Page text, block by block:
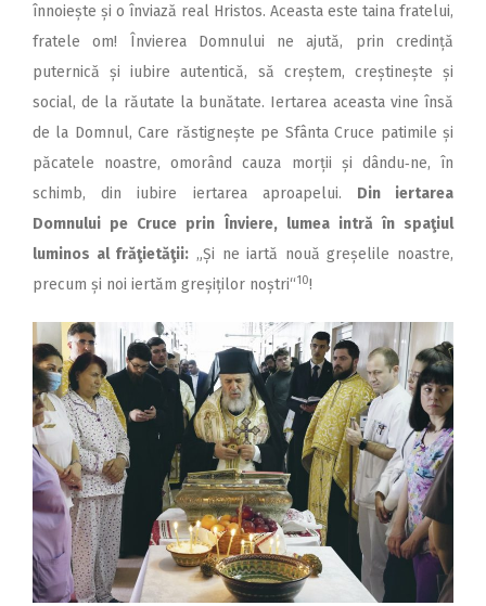
înnoiește și o înviază real Hristos. Aceasta este taina fratelui,
fratele om! Învierea Domnului ne ajută, prin credință
puternică și iubire autentică, să creștem, creștinește și
social, de la răutate la bunătate. Iertarea aceasta vine însă
de la Domnul, Care răstignește pe Sfânta Cruce patimile și
păcatele noastre, omorând cauza morții și dându‑ne, în
schimb, din iubire iertarea aproapelui. Din iertarea
Domnului pe Cruce prin Înviere, lumea intră în spaţiul
luminos al frăţietăţii: „Și ne iartă nouă greșelile noastre,
precum și noi iertăm greșiților noștri“10!